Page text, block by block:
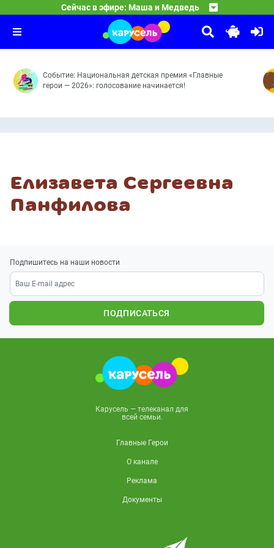
Сейчас в эфире: Маша и Медведь
Мечтать полезно — Всем нужен гол! — Раз —
17:30
Смешарики
Забытая история — Завтрак из шести букв —
Оранжевая корова
Маленький Макар — Почта — Лучший кадр — Морской
Событие: Национальная детская премия «Главные
герои — 2026»: голосование начинается!
Елизавета Сергеевна
Панфилова
Подпишитесь на наши новости
ПОДПИСАТЬСЯ
Карусель — телеканал для
всей семьи.
Главные Герои
О канале
Реклама
Документы